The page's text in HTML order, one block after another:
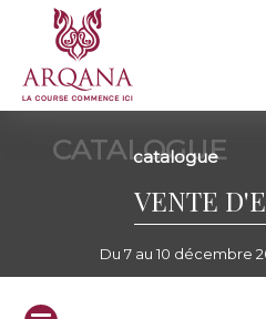
CATALOGUE
catalogue
VENTE
Du 7 au 10 décembre